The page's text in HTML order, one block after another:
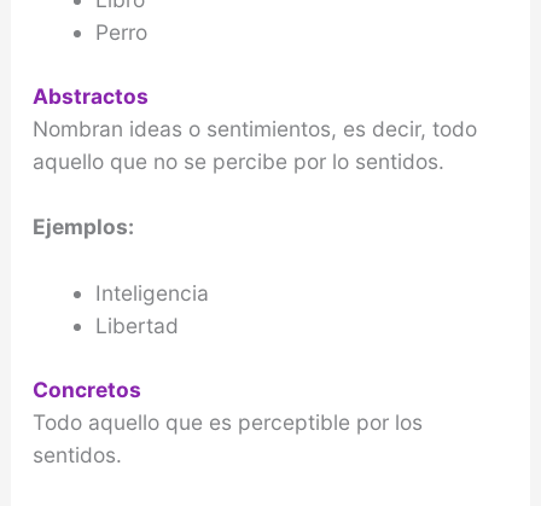
Perro
Abstractos
Nombran ideas o sentimientos, es decir, todo
aquello que no se percibe por lo sentidos.
Ejemplos:
Inteligencia
Libertad
Concretos
Todo aquello que es perceptible por los
sentidos.